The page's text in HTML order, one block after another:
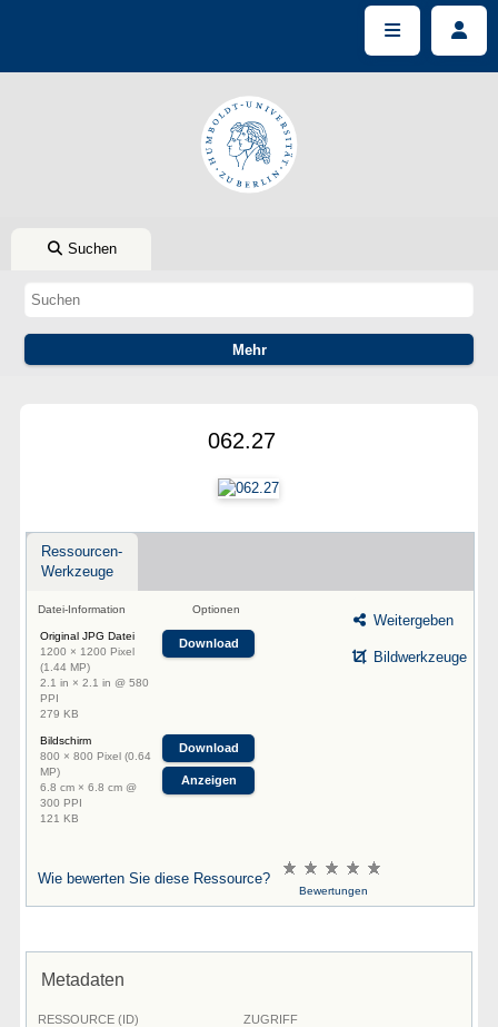
Suchen
062.27
Ressourcen-
Werkzeuge
Datei-Information Optionen
Original JPG Datei
1200 × 1200 Pixel
(1.44 MP)
2.1 in × 2.1 in @ 580
PPI
279 KB
Download
Bildschirm
800 × 800 Pixel (0.64
MP)
6.8 cm × 6.8 cm @
300 PPI
121 KB
Download
Anzeigen
Weitergeben
Bildwerkzeuge
Wie bewerten Sie diese Ressource?
Bewertungen
Metadaten
RESSOURCE (ID) ZUGRIFF